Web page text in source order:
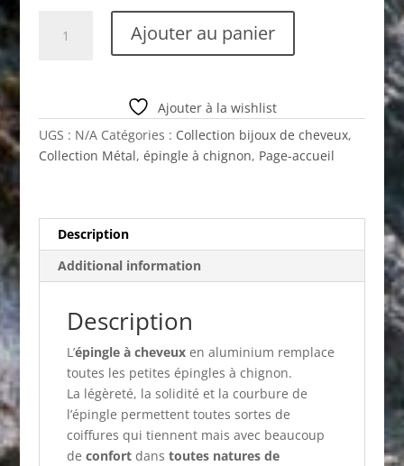
GROSSE
Ajouter au panier
Ajouter à la wishlist
UGS : N/A Catégories : Collection bijoux de cheveux,
Collection Métal, épingle à chignon, Page-accueil
Description
Additional information
Description
L’épingle à cheveux en aluminium remplace
toutes les petites épingles à chignon.
La légèreté, la solidité et la courbure de
l’épingle permettent toutes sortes de
coiffures qui tiennent mais avec beaucoup
de confortdans toutes natures de